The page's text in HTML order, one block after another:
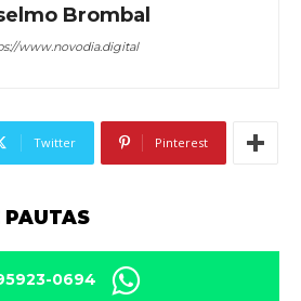
Brombal
www.novodia.digital
Twitter Pinterest
PAUTAS
0694